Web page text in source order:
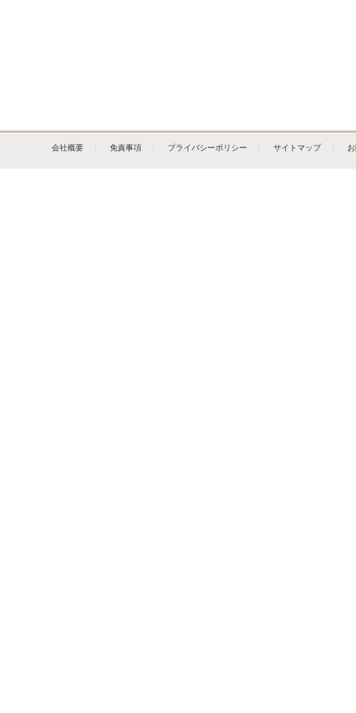
会社概要 免責事項 プライバシーポリシー サイトマップ｜